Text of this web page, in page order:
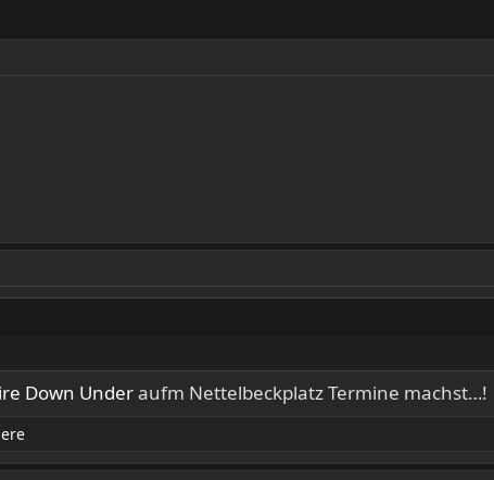
Down Underaufm Nettelbeckplatz Termine machst…!